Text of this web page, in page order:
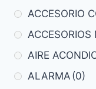
ACCESORIO
ACCESORIOS
AIRE
ALARMA (0)